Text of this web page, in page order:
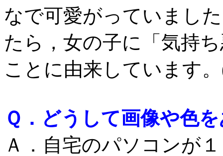
なで可愛がっていまし
たら，女の子に「気持
ことに由来しています
Ｑ．どうして画像や色
Ａ．自宅のパソコンが